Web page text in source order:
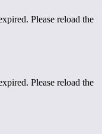
Please reload the
Please reload the